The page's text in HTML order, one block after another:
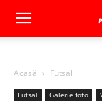
Acasă Futsal
Futsal Galerie foto